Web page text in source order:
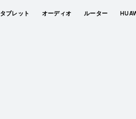
タブレット オーディオ ルーター